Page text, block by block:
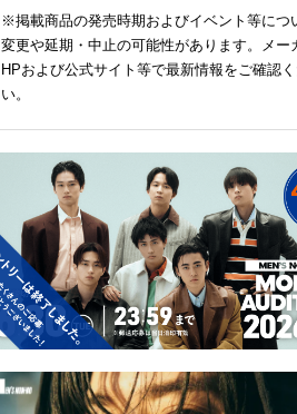
※掲載商品の発売時期およびイベント等につ
変更や延期・中止の可能性があります。メー
HPおよび公式サイト等で最新情報をご確認
い。